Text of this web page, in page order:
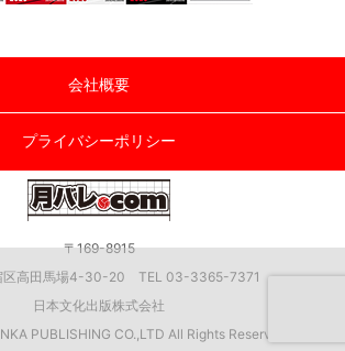
会社概要
プライバシーポリシー
〒169-8915
区高田馬場4-30-20 TEL 03-3365-7371
日本文化出版株式会社
PUBLISHING CO.,LTD All Rights Reserved